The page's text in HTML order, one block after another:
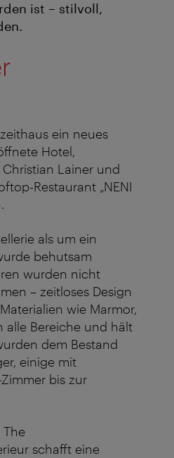
ist – stilvoll,
ein neues
Hotel,
Lainer und
Restaurant „NENI
als um ein
behutsam
wurden nicht
– zeitloses Design
wie Marmor,
alle Bereiche und hält
dem Bestand
einige mit
bis zur
schafft eine